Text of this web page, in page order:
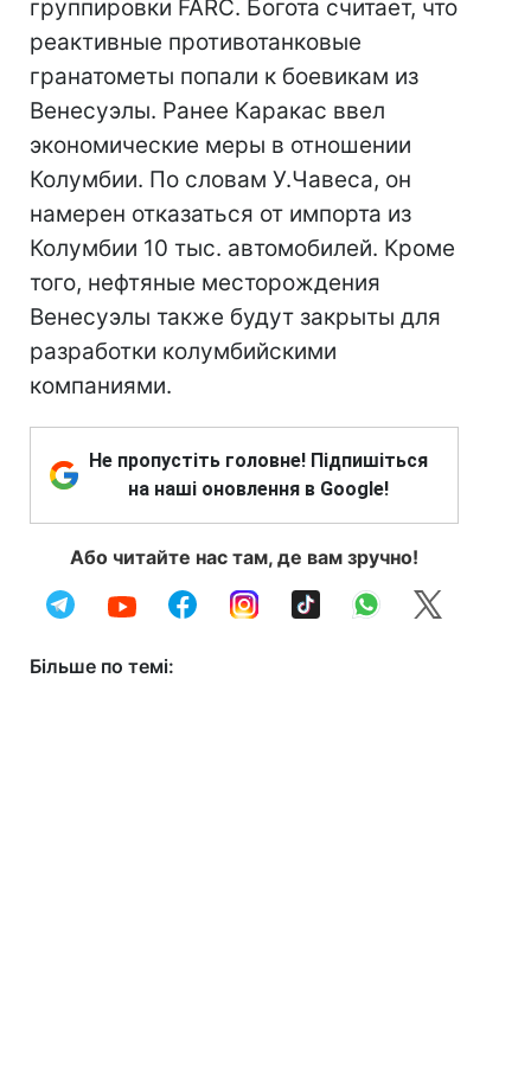
группировки FARC. Богота считает, что
реактивные противотанковые
гранатометы попали к боевикам из
Венесуэлы. Ранее Каракас ввел
экономические меры в отношении
Колумбии. По словам У.Чавеса, он
намерен отказаться от импорта из
Колумбии 10 тыс. автомобилей. Кроме
того, нефтяные месторождения
Венесуэлы также будут закрыты для
разработки колумбийскими
компаниями.
Не пропустіть головне! Підпишіться
на наші оновлення в Google!
Або читайте нас там, де вам зручно!
Більше по темі: